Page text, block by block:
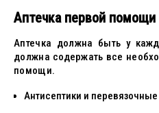
Аптечка первой помощи
Аптечка должна быть у
должна содержать все
помощи.
Антисептики и